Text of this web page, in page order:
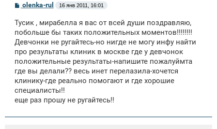
С
б
щ
н
и
olenka-rul 16 янв 2011, 16:01
Тусик , мирабелла я вас от всей души поздравляю,
побольше бы таких положительных моментов!!!!!!!!
Девчонки не ругайтесь-но нигде не могу инфу найти
про результаты клиник в москве где у девчонок
положительные результаты-напишите пожалуймта
где вы делали?? весь инет перелазила-хочется
клинику-где реально помогают и где хорошие
специалисты!!
еще раз прошу не ругайтесь!!